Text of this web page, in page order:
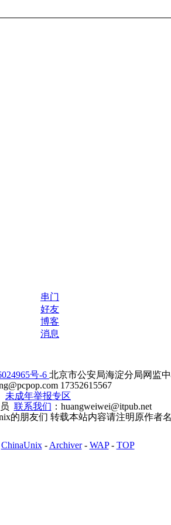
串门
好友
博客
消息
号-6 北京市公安局海淀分局网监
17352615567
未成年举报专区
联系我们 ：huangweiwei@itpub.net
的朋友们 转载本站内容请注明原作者
ChinaUnix- Archiver- WAP- TOP